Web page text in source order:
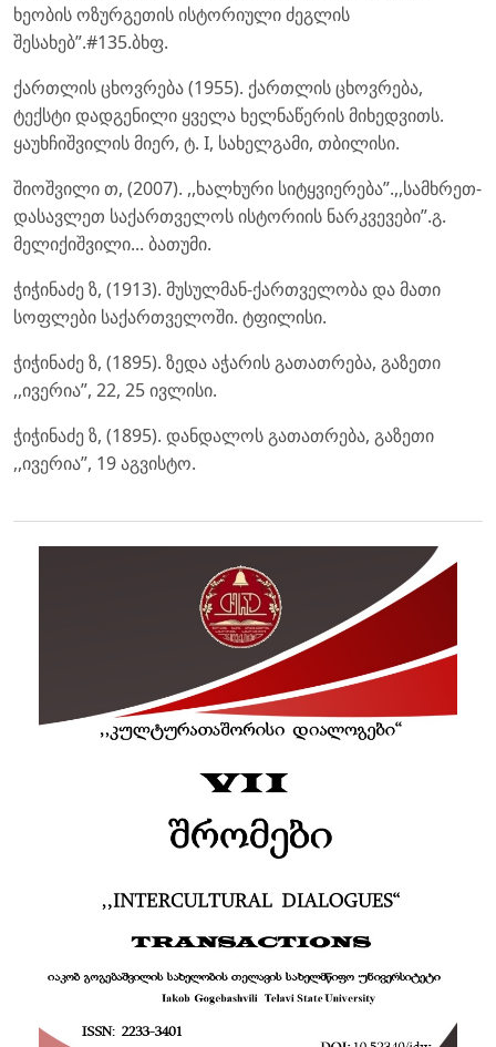
ხეობის ოზურგეთის ისტორიული ძეგლის
შესახებ”.#135.ბხფ.
ქართლის ცხოვრება (1955). ქართლის ცხოვრება,
ტექსტი დადგენილი ყველა ხელნაწერის მიხედვითს.
ყაუხჩიშვილის მიერ, ტ. I, სახელგამი, თბილისი.
შიოშვილი თ, (2007). ,,ხალხური სიტყვიერება”.,,სამხრეთ-
დასავლეთ საქართველოს ისტორიის ნარკვევები”.გ.
მელიქიშვილი... ბათუმი.
ჭიჭინაძე ზ, (1913). მუსულმან-ქართველობა და მათი
სოფლები საქართველოში. ტფილისი.
ჭიჭინაძე ზ, (1895). ზედა აჭარის გათათრება, გაზეთი
,,ივერია”, 22, 25 ივლისი.
ჭიჭინაძე ზ, (1895). დანდალოს გათათრება, გაზეთი
,,ივერია”, 19 აგვისტო.